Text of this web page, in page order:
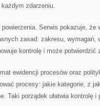
zdarzeniu.
Serwis pokazuje, że
zasad: zakresu, wymagań,
kontrolę i może potwierdzić
ewidencji procesów oraz
procesy: jakie kategorie, z
Taki porządek ułatwia kontrolę i